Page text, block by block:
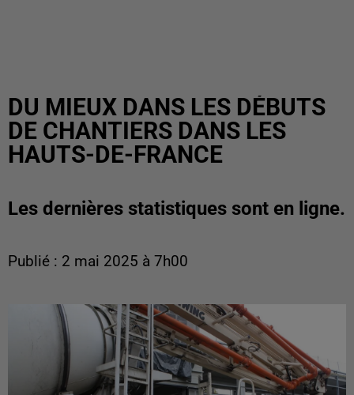
DU MIEUX DANS LES DÉBUTS
DE CHANTIERS DANS LES
HAUTS-DE-FRANCE
Les dernières statistiques sont en ligne.
Publié : 2 mai 2025 à 7h00